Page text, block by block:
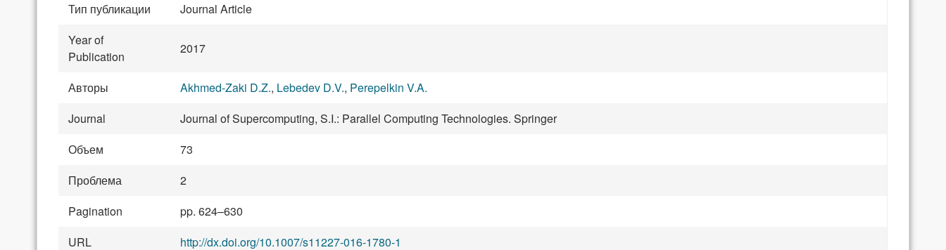
Тип публикации
Journal Article
Year of
Publication
2017
Авторы Akhmed-Zaki D.Z., Lebedev D.V., Perepelkin V.A.
Journal
Journal of Supercomputing, S.I.: Parallel Computing Technologies. Springer
Объем
73
Проблема
2
Pagination
pp. 624–630
URL
http://dx.doi.org/10.1007/s11227-016-1780-1